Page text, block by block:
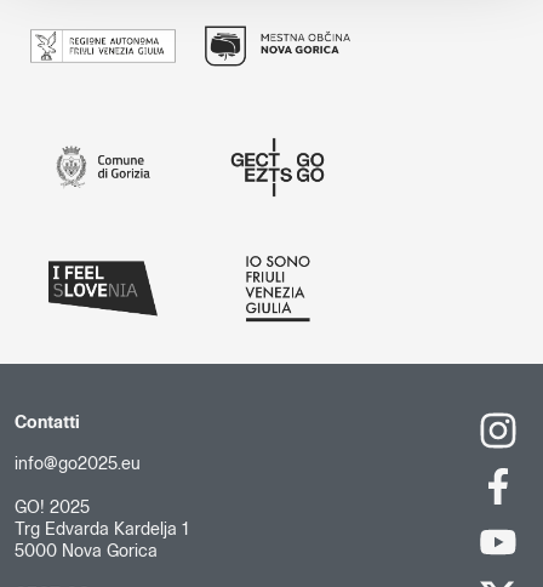
Contatti
info@go2025.eu
GO! 2025
Trg Edvarda Kardelja 1
5000 Nova Gorica